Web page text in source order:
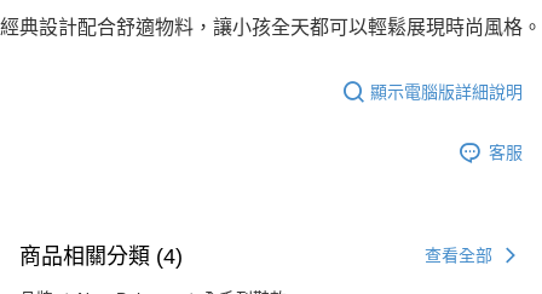
經典設計配合舒適物料，讓小孩全天都可以輕鬆展現時尚風格。
顯示電腦版詳細說明
客服
商品相關分類 (4) 查看全部